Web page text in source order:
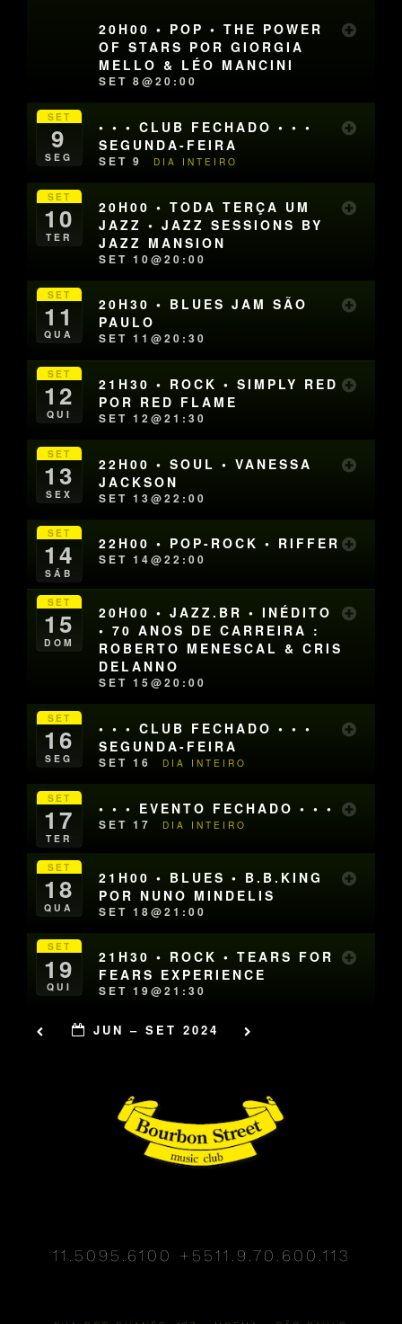
20H00 • POP • THE POWER
OF STARS POR GIORGIA
MELLO & LÉO MANCINI
SET 8@20:00
SET
9
SEG
• • • CLUB FECHADO • • •
SEGUNDA-FEIRA
SET 9 DIA INTEIRO
SET
10
TER
20H00 • TODA TERÇA UM
JAZZ • JAZZ SESSIONS BY
JAZZ MANSION
SET 10@20:00
SET
11
QUA
20H30 • BLUES JAM SÃO
PAULO
SET 11@20:30
SET
12
QUI
21H30 • ROCK • SIMPLY RED
POR RED FLAME
SET 12@21:30
SET
13
SEX
22H00 • SOUL • VANESSA
JACKSON
SET 13@22:00
SET
14
SÁB
22H00 • POP-ROCK • RIFFER
SET 14@22:00
SET
15
DOM
20H00 • JAZZ.BR • INÉDITO
• 70 ANOS DE CARREIRA :
ROBERTO MENESCAL & CRIS
DELANNO
SET 15@20:00
SET
16
SEG
• • • CLUB FECHADO • • •
SEGUNDA-FEIRA
SET 16 DIA INTEIRO
SET
17
TER
• • • EVENTO FECHADO • • •
SET 17 DIA INTEIRO
SET
18
QUA
21H00 • BLUES • B.B.KING
POR NUNO MINDELIS
SET 18@21:00
SET
19
QUI
21H30 • ROCK • TEARS FOR
FEARS EXPERIENCE
SET 19@21:30
JUN – SET 2024
11.5095.6100 +5511.9.70.600.113